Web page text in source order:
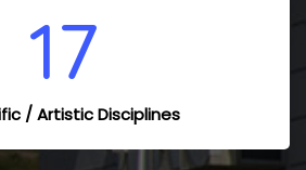
17
/ Artistic Disciplines